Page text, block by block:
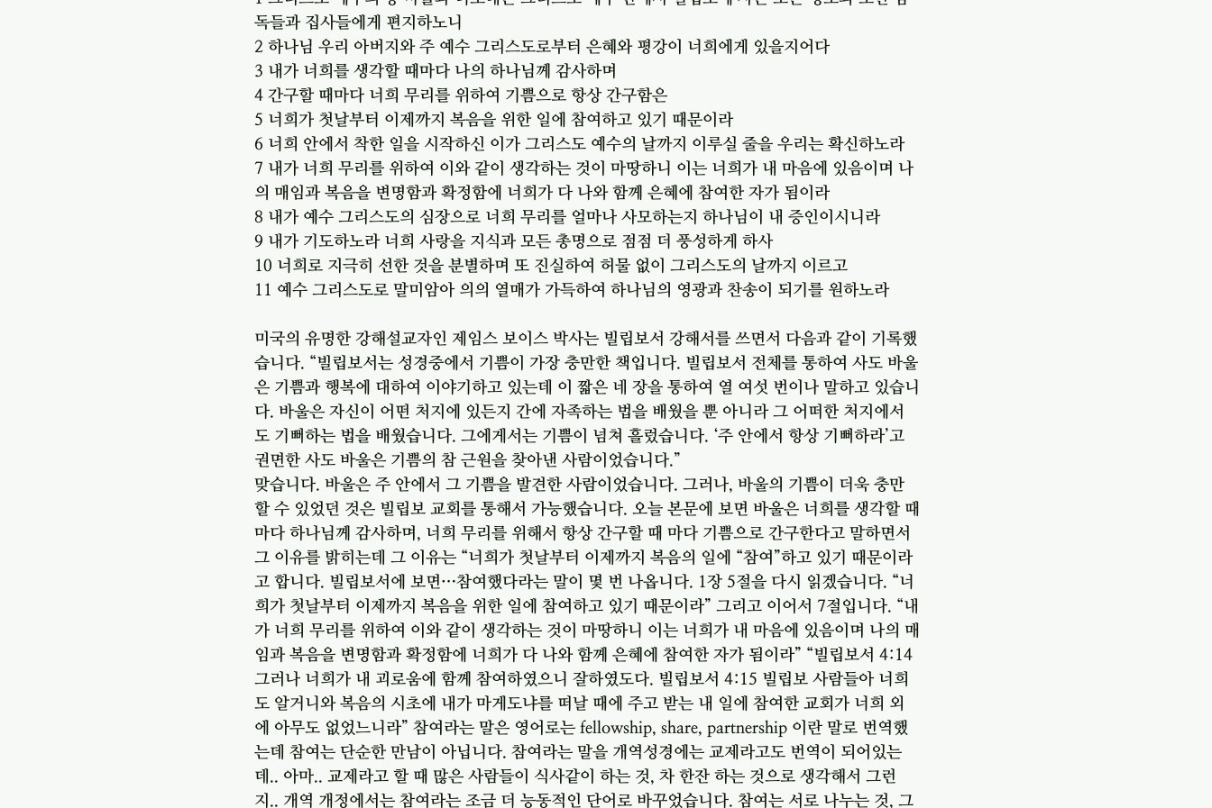
독들과 집사들에게 편지하노니
2 하나님 우리 아버지와 주 예수 그리스도로부터 은혜와 평강이 너희에게 있을지어다
3 내가 너희를 생각할 때마다 나의 하나님께 감사하며
4 간구할 때마다 너희 무리를 위하여 기쁨으로 항상 간구함은
5 너희가 첫날부터 이제까지 복음을 위한 일에 참여하고 있기 때문이라
6 너희 안에서 착한 일을 시작하신 이가 그리스도 예수의 날까지 이루실 줄을 우리는 확신하노라
7 내가 너희 무리를 위하여 이와 같이 생각하는 것이 마땅하니 이는 너희가 내 마음에 있음이며 나
의 매임과 복음을 변명함과 확정함에 너희가 다 나와 함께 은혜에 참여한 자가 됨이라
8 내가 예수 그리스도의 심장으로 너희 무리를 얼마나 사모하는지 하나님이 내 증인이시니라
9 내가 기도하노라 너희 사랑을 지식과 모든 총명으로 점점 더 풍성하게 하사
10 너희로 지극히 선한 것을 분별하며 또 진실하여 허물 없이 그리스도의 날까지 이르고
11 예수 그리스도로 말미암아 의의 열매가 가득하여 하나님의 영광과 찬송이 되기를 원하노라
미국의 유명한 강해설교자인 제임스 보이스 박사는 빌립보서 강해서를 쓰면서 다음과 같이 기록했
습니다. “빌립보서는 성경중에서 기쁨이 가장 충만한 책입니다. 빌립보서 전체를 통하여 사도 바울
은 기쁨과 행복에 대하여 이야기하고 있는데 이 짧은 네 장을 통하여 열 여섯 번이나 말하고 있습니
다. 바울은 자신이 어떤 처지에 있든지 간에 자족하는 법을 배웠을 뿐 아니라 그 어떠한 처지에서
도 기뻐하는 법을 배웠습니다. 그에게서는 기쁨이 넘쳐 흘렀습니다. ‘주 안에서 항상 기뻐하라’고
권면한 사도 바울은 기쁨의 참 근원을 찾아낸 사람이었습니다.”
맞습니다. 바울은 주 안에서 그 기쁨을 발견한 사람이었습니다. 그러나, 바울의 기쁨이 더욱 충만
할 수 있었던 것은 빌립보 교회를 통해서 가능했습니다. 오늘 본문에 보면 바울은 너희를 생각할 때
마다 하나님께 감사하며, 너희 무리를 위해서 항상 간구할 때 마다 기쁨으로 간구한다고 말하면서
그 이유를 밝히는데 그 이유는 “너희가 첫날부터 이제까지 복음의 일에 “참여”하고 있기 때문이라
고 합니다. 빌립보서에 보면…참여했다라는 말이 몇 번 나옵니다. 1장 5절을 다시 읽겠습니다. “너
희가 첫날부터 이제까지 복음을 위한 일에 참여하고 있기 때문이라” 그리고 이어서 7절입니다. “내
가 너희 무리를 위하여 이와 같이 생각하는 것이 마땅하니 이는 너희가 내 마음에 있음이며 나의 매
임과 복음을 변명함과 확정함에 너희가 다 나와 함께 은혜에 참여한 자가 됨이라” “빌립보서 4:14
그러나 너희가 내 괴로움에 함께 참여하였으니 잘하였도다. 빌립보서 4:15 빌립보 사람들아 너희
도 알거니와 복음의 시초에 내가 마게도냐를 떠날 때에 주고 받는 내 일에 참여한 교회가 너희 외
에 아무도 없었느니라” 참여라는 말은 영어로는 fellowship, share, partnership 이란 말로 번역했
는데 참여는 단순한 만남이 아닙니다. 참여라는 말을 개역성경에는 교제라고도 번역이 되어있는
데.. 아마.. 교제라고 할 때 많은 사람들이 식사같이 하는 것, 차 한잔 하는 것으로 생각해서 그런
지.. 개역 개정에서는 참여라는 조금 더 능동적인 단어로 바꾸었습니다. 참여는 서로 나누는 것, 그